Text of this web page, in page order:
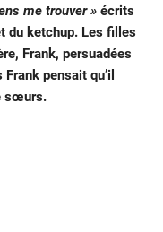
me trouver » écrits
du ketchup. Les filles
Frank, persuadées
pensait qu’il
sœurs.